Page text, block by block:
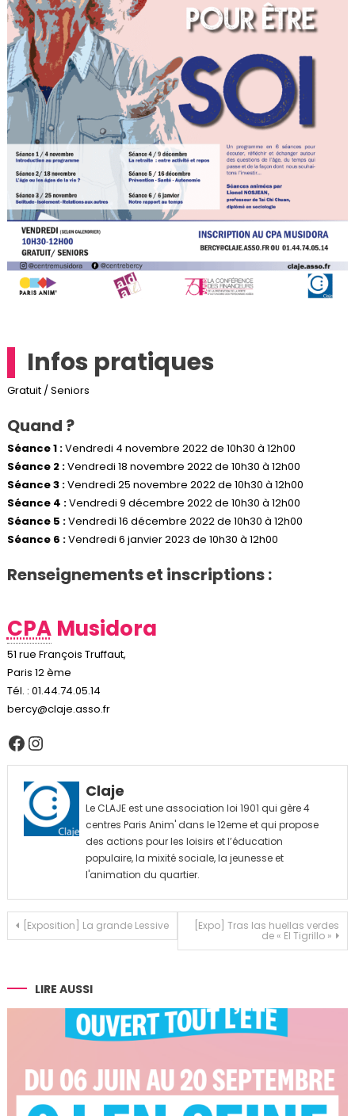
Infos pratiques
Gratuit / Seniors
Quand ?
Séance 1 :Vendredi 4 novembre 2022 de 10h30 à 12h00
Séance 2 :Vendredi 18 novembre 2022 de 10h30 à 12h00
Séance 3 :Vendredi 25 novembre 2022 de 10h30 à 12h00
Séance 4 :Vendredi 9 décembre 2022 de 10h30 à 12h00
Séance 5 :Vendredi 16 décembre 2022 de 10h30 à 12h00
Séance 6 :Vendredi 6 janvier 2023 de 10h30 à 12h00
Renseignements et inscriptions :
CPAMusidora
51 rue François Truffaut,
Paris 12 ème
Tél. : 01.44.74.05.14
bercy@claje.asso.fr
Facebook
Instagram
Claje
Le CLAJE est une association loi 1901 qui gère 4
centres Paris Anim' dans le 12eme et qui propose
des actions pour les loisirs et l’éducation
populaire, la mixité sociale, la jeunesse et
l'animation du quartier.
Navigation
l’article
[Exposition] La grande Lessive [Expo] Tras las huellas verdes
de « El Tigrillo »
LIRE AUSSI